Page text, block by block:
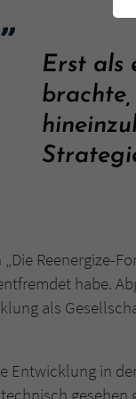
Erst als
Reenergize-
habe.
als
Entwicklung in